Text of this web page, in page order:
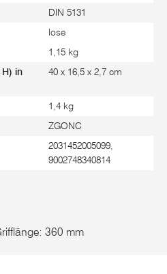
DIN 5131
lose
1,15 kg
in
40 x 16,5 x 2,7 cm
1,4 kg
ZGONC
2031452005099,
9002748340814
360 mm